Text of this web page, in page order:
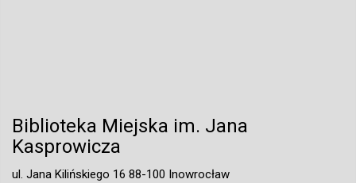
Biblioteka Miejska im. Jana
Kasprowicza
ul. Jana Kilińskiego 16 88-100 Inowrocław